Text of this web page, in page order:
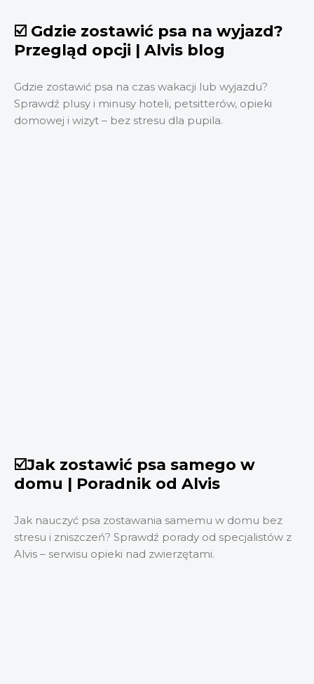
☑️ Gdzie zostawić psa na wyjazd?
Przegląd opcji | Alvis blog
Gdzie zostawić psa na czas wakacji lub wyjazdu?
Sprawdź plusy i minusy hoteli, petsitterów, opieki
domowej i wizyt – bez stresu dla pupila.
☑️Jak zostawić psa samego w
domu | Poradnik od Alvis
Jak nauczyć psa zostawania samemu w domu bez
stresu i zniszczeń? Sprawdź porady od specjalistów z
Alvis – serwisu opieki nad zwierzętami.